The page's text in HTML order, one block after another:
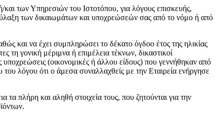
και των Υπηρεσιών του Ιστοτόπου, για λόγους επισκευής,
των δικαιωμάτων και υποχρεώσεών σας από το νόμο ή από
και να έχει συμπληρώσει το δέκατο όγδοο έτος της ηλικίας
τη γονική μέριμνα ή επιμέλεια τέκνων, δικαστικοί
υποχρεώσεις (οικονομικές ή άλλου είδους) που γεννήθηκαν από
λόγου ότι ο άμεσα συναλλαχθείς με την Εταιρεία ενήργησε
πλήρη και αληθή στοιχεία τους, που ζητούνται για την